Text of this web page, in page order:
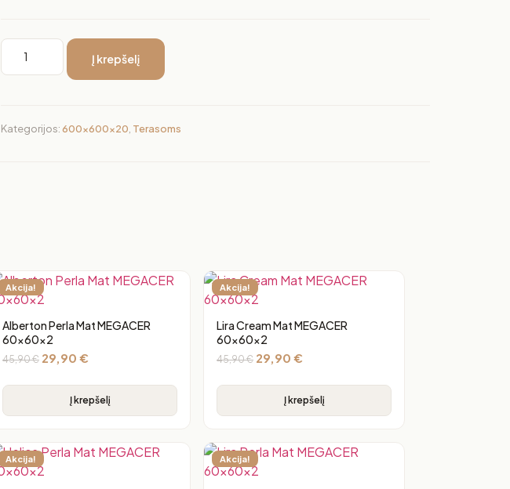
Į krepšelį
Kategorijos:600x600x20 Terasoms
Akcija!
Alberton Perla Mat MEGACER
60x60x2
45,90€ 29,90 €
Į krepšelį
Akcija!
Lira Cream Mat MEGACER
60x60x2
45,90€ 29,90 €
Į krepšelį
Akcija! Akcija!